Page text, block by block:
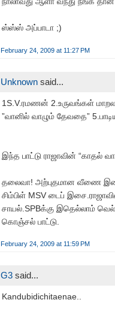
ஸ்ஸ்ஸ் அப்பாடா ;)
February 24, 2009 at 11:27 PM
Unknown said...
1S.V.ரமணன் 2.உருவங்கள்
”வானில் வாழும் தேவதை”
இந்த பாட்டு ராஜாவின் “காதல்
தலைவா! அற்புதமான வீணை
சிம்பிள் MSV டைப்
சாயல்.SPBக்கு இதெல்லாம்
கொஞ்சல் பாட்டு.
February 24, 2009 at 11:59 PM
G3 said...
Kandubidichitaenae..